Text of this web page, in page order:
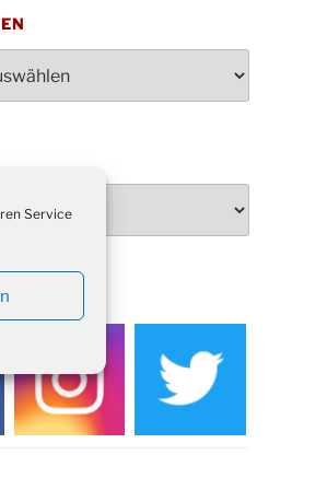
Service
von 16-20 Uhr
18:30 Uhr
im Ev. Gemeindehaus von 14-
des Honterus Chors im
um 19:00 Uhr
im Ev. Gemeindehaus von